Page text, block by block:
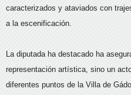
caracterizados y ataviados con
a la escenificación.
La diputada ha destacado ha
representación artística, sino un
diferentes puntos de la Villa de